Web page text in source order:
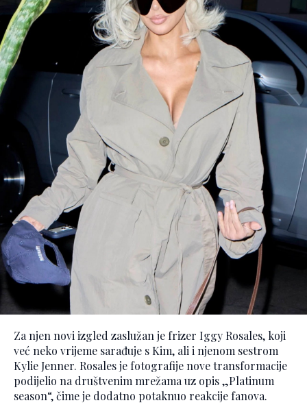
Za njen novi izgled zaslužan je frizer Iggy Rosales, koji
već neko vrijeme sarađuje s Kim, ali i njenom sestrom
Kylie Jenner. Rosales je fotografije nove transformacije
podijelio na društvenim mrežama uz opis „Platinum
season“, čime je dodatno potaknuo reakcije fanova.